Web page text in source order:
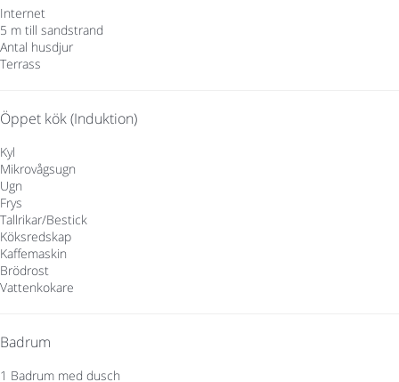
Internet
5 m till sandstrand
Antal husdjur
Terrass
Öppet kök (Induktion)
Kyl
Mikrovågsugn
Ugn
Frys
Tallrikar/Bestick
Köksredskap
Kaffemaskin
Brödrost
Vattenkokare
Badrum
1 Badrum med dusch